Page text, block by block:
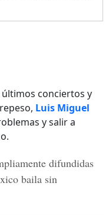
últimos conciertos y
Luis Miguel
y salir a
difundidas
baila sin